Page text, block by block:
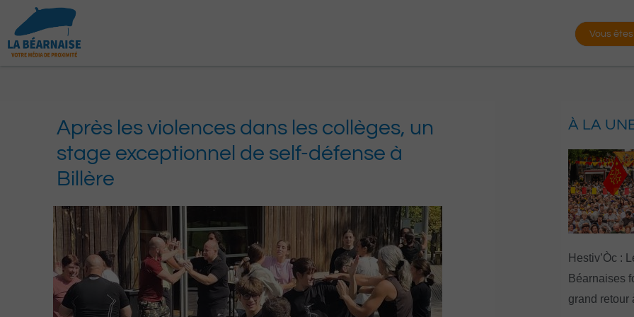
contenu
Vous
Après les violences dans les collèges, un
stage exceptionnel de self-défense à
Billère
À LA
Hestiv’Òc :
Béarnaises
grand retour